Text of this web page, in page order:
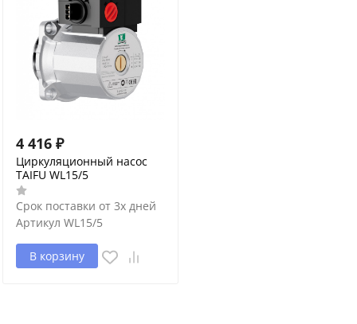
4 416 ₽
Циркуляционный насос
TAIFU WL15/5
Срок поставки от 3х дней
Артикул WL15/5
В корзину